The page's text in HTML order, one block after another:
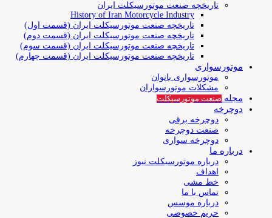
تاریخچه صنعت موتورسیکلت ایران
History of Iran Motorcycle Industry
تاریخچه صنعت موتورسیکلت ایران (قسمت اول)
تاریخچه صنعت موتورسیکلت ایران (قسمت دوم)
تاریخچه صنعت موتورسیکلت ایران (قسمت سوم)
تاریخچه صنعت موتورسیکلت ایران (قسمت چهارم)
موتورسواری
موتورسواری بانوان
مشکلات موتورسواران
مجله صنعت موتورسیکلت
دوچرخه
دوچرخه برقی
صنعت دوچرخه
دوچرخه سواری
درباره ما
درباره موتورسیکلت نیوز
اهداف
خط مشی
تماس با ما
درباره موسس
حریم خصوصی